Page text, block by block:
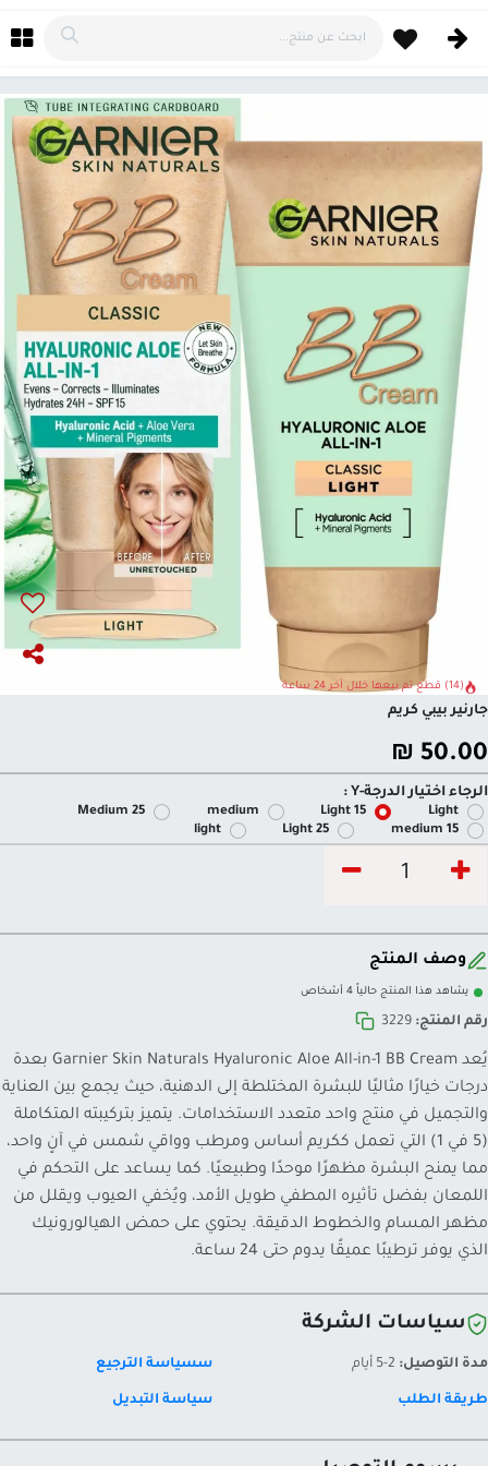
(14) قطع تم بيعها خلال آخر 24 ساعة
جارنير بيبي كريم
50.00
₪
الرجاء اختيار الدرجة-Y :
Light
Light 15
medium
Medium 25
medium 15
Light 25
light
وصف المنتج
يشاهد هذا المنتج حالياً 4 أشخاص
رقم المنتج: 3229
يُعد Garnier Skin Naturals Hyaluronic Aloe All-in-1 BB Cream بعدة
درجات خيارًا مثاليًا للبشرة المختلطة إلى الدهنية، حيث يجمع بين العناية
والتجميل في منتج واحد متعدد الاستخدامات. يتميز بتركيبته المتكاملة
(5 في 1) التي تعمل ككريم أساس ومرطب وواقي شمس في آنٍ واحد،
مما يمنح البشرة مظهرًا موحدًا وطبيعيًا. كما يساعد على التحكم في
اللمعان بفضل تأثيره المطفي طويل الأمد، ويُخفي العيوب ويقلل من
مظهر المسام والخطوط الدقيقة. يحتوي على حمض الهيالورونيك
الذي يوفر ترطيبًا عميقًا يدوم حتى 24 ساعة.
سياسات الشركة
مدة التوصيل: سسياسة الترجيع
طريقة الطلب سياسة التبديل